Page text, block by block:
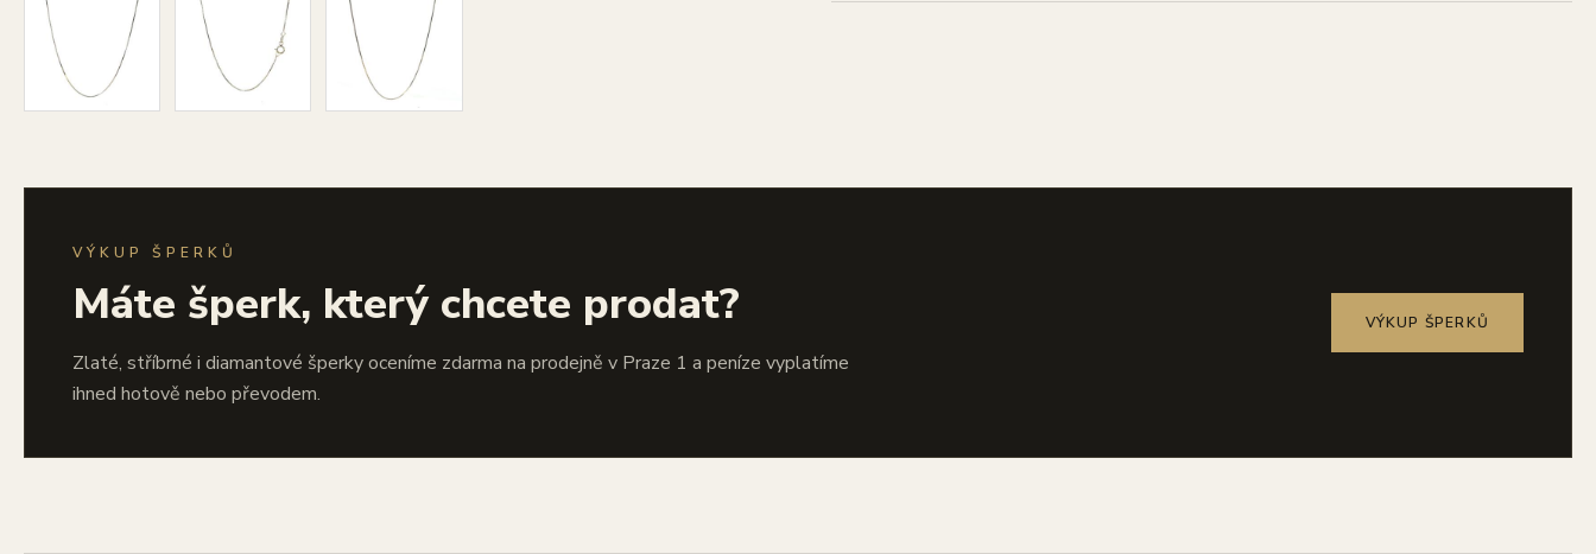
VÝKUP ŠPERKŮ
Máte šperk, který chcete prodat?
Zlaté, stříbrné i diamantové šperky oceníme zdarma na prodejně v Praze 1 a peníze vyplatíme
ihned hotově nebo převodem.
VÝKUP ŠPERKŮ